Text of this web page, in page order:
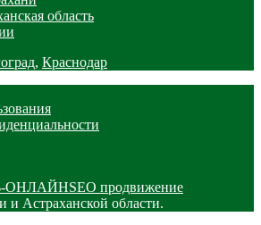
область
, Краснодар
ОНЛАЙНSEO продвижение
и Астраханской области.